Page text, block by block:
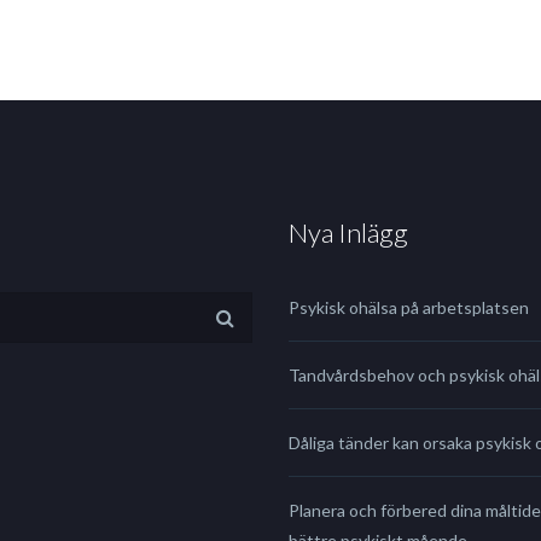
Nya Inlägg
Psykisk ohälsa på arbetsplatsen
Tandvårdsbehov och psykisk
Dåliga tänder kan orsaka psykisk
Planera och förbered dina